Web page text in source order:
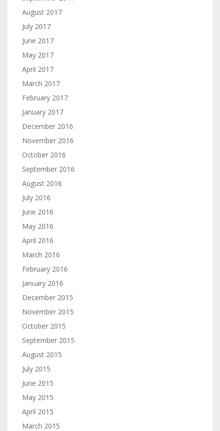
August 2017
July 2017
June 2017
May 2017
April 2017
March 2017
February 2017
January 2017
December 2016
November 2016
October 2016
September 2016
August 2016
July 2016
June 2016
May 2016
April 2016
March 2016
February 2016
January 2016
December 2015
November 2015
October 2015
September 2015
August 2015
July 2015
June 2015
May 2015
April 2015
March 2015